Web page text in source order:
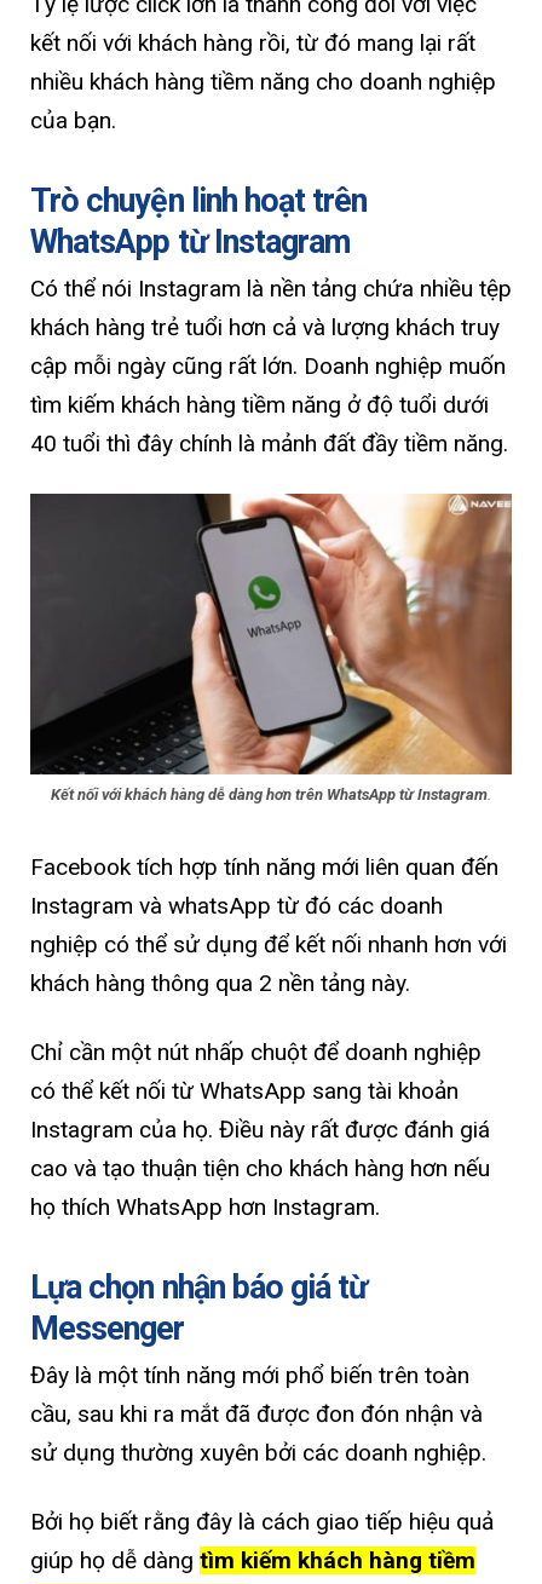
kết nối với khách hàng rồi, từ đó mang lại rất
nhiều khách hàng tiềm năng cho doanh nghiệp
của bạn.
Trò chuyện linh hoạt trên
WhatsApp từ Instagram
Có thể nói Instagram là nền tảng chứa nhiều tệp
khách hàng trẻ tuổi hơn cả và lượng khách truy
cập mỗi ngày cũng rất lớn. Doanh nghiệp muốn
tìm kiếm khách hàng tiềm năng ở độ tuổi dưới
40 tuổi thì đây chính là mảnh đất đầy tiềm năng.
Kết nối với khách hàng dễ dàng hơn trên WhatsApp từ Instagram.
Facebook tích hợp tính năng mới liên quan đến
Instagram và whatsApp từ đó các doanh
nghiệp có thể sử dụng để kết nối nhanh hơn với
khách hàng thông qua 2 nền tảng này.
Chỉ cần một nút nhấp chuột để doanh nghiệp
có thể kết nối từ WhatsApp sang tài khoản
Instagram của họ. Điều này rất được đánh giá
cao và tạo thuận tiện cho khách hàng hơn nếu
họ thích WhatsApp hơn Instagram.
Lựa chọn nhận báo giá từ
Messenger
Đây là một tính năng mới phổ biến trên toàn
cầu, sau khi ra mắt đã được đon đón nhận và
sử dụng thường xuyên bởi các doanh nghiệp.
Bởi họ biết rằng đây là cách giao tiếp hiệu quả
giúp họ dễ dàng tìm kiếm khách hàng tiềm